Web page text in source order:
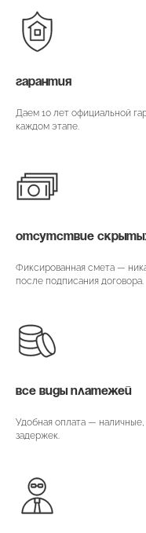
ГАРАНТИЯ
Даем 10 лет официальной
каждом этапе.
ОТСУТСТВИЕ
Фиксированная смета —
после подписания договора.
ВСЕ ВИДЫ ПЛАТЕЖЕЙ
Удобная оплата — наличные,
задержек.